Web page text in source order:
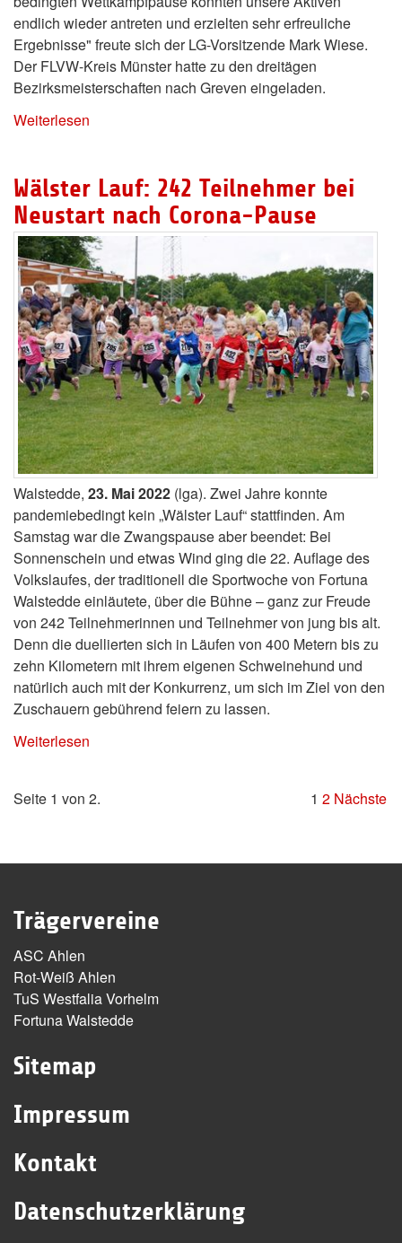
endlich wieder antreten und erzielten sehr erfreuliche
Ergebnisse" freute sich der LG-Vorsitzende Mark Wiese.
Der FLVW-Kreis Münster hatte zu den dreitägen
Bezirksmeisterschaften nach Greven eingeladen.
Weiterlesen
Wälster Lauf: 242 Teilnehmer bei
Neustart nach Corona-Pause
Walstedde, 23. Mai 2022 (lga). Zwei Jahre konnte
pandemiebedingt kein „Wälster Lauf“ stattfinden. Am
Samstag war die Zwangspause aber beendet: Bei
Sonnenschein und etwas Wind ging die 22. Auflage des
Volkslaufes, der traditionell die Sportwoche von Fortuna
Walstedde einläutete, über die Bühne – ganz zur Freude
von 242 Teilnehmerinnen und Teilnehmer von jung bis alt.
Denn die duellierten sich in Läufen von 400 Metern bis zu
zehn Kilometern mit ihrem eigenen Schweinehund und
natürlich auch mit der Konkurrenz, um sich im Ziel von den
Zuschauern gebührend feiern zu lassen.
Weiterlesen
Seite 1 von 2. 1 2 Nächste
Trägervereine
ASC Ahlen
Rot-Weiß Ahlen
TuS Westfalia Vorhelm
Fortuna Walstedde
Sitemap
Impressum
Kontakt
Datenschutzerklärung